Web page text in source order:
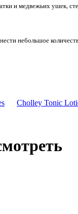
и медвежьих ушек,
небольшое
Cholley Tonic